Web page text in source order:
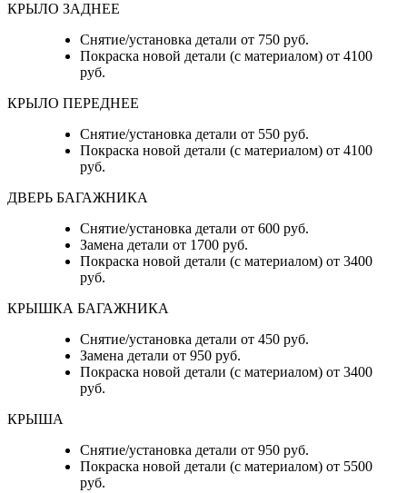
КРЫЛО ЗАДНЕЕ
Снятие/установка детали от 750 руб.
Покраска новой детали (с материалом) от 4100
руб.
КРЫЛО ПЕРЕДНЕЕ
Снятие/установка детали от 550 руб.
Покраска новой детали (с материалом) от 4100
руб.
ДВЕРЬ БАГАЖНИКА
Снятие/установка детали от 600 руб.
Замена детали от 1700 руб.
Покраска новой детали (с материалом) от 3400
руб.
КРЫШКА БАГАЖНИКА
Снятие/установка детали от 450 руб.
Замена детали от 950 руб.
Покраска новой детали (с материалом) от 3400
руб.
КРЫША
Снятие/установка детали от 950 руб.
Покраска новой детали (с материалом) от 5500
руб.